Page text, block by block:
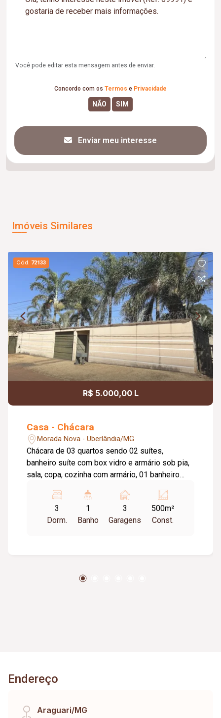
Você pode editar esta mensagem antes de enviar.
Concordo com os Termos e Privacidade
Enviar meu interesse
Imóveis Similares
Cód. 72133
R$ 5.000,00 L
Casa - Chácara
Morada Nova - Uberlândia/MG
Chácara de 03 quartos sendo 02 suítes,
banheiro suíte com box vidro e armário sob pia,
sala, copa, cozinha com armário, 01 banheiro
serviço, dispensa, espaço gourmet com
churrasqueira e banheiro, quiosque, edícula,
piscina, estacionamento 03 carros.
3
Dorm.
1
Banho
3
Garagens
500m²
Const.
Endereço
Araguari/MG